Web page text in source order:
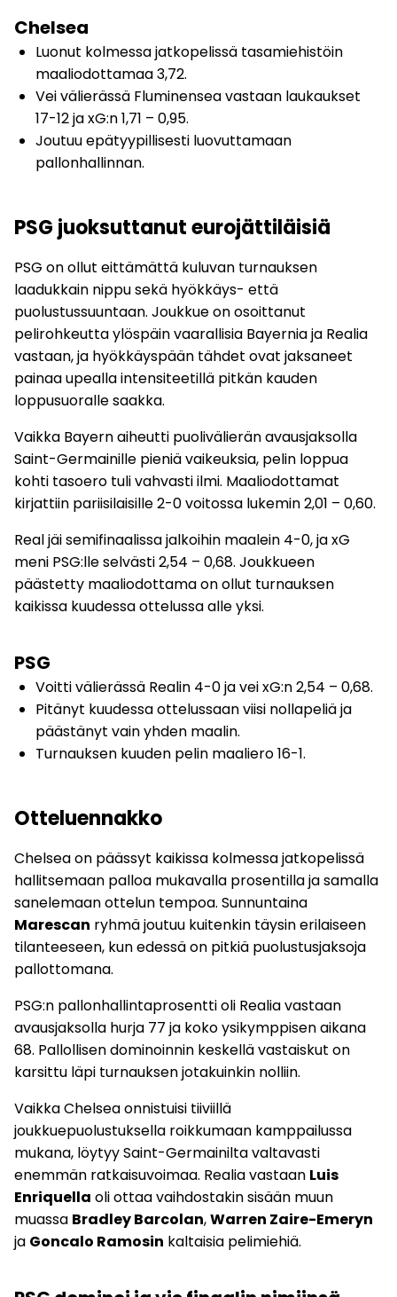
Chelsea
Luonut kolmessa jatkopelissä tasamiehistöin
maaliodottamaa 3,72.
Vei välierässä Fluminensea vastaan laukaukset
17-12 ja xG:n 1,71 – 0,95.
Joutuu epätyypillisesti luovuttamaan
pallonhallinnan.
PSG juoksuttanut eurojättiläisiä
PSG on ollut eittämättä kuluvan turnauksen
laadukkain nippu sekä hyökkäys- että
puolustussuuntaan. Joukkue on osoittanut
pelirohkeutta ylöspäin vaarallisia Bayernia ja Realia
vastaan, ja hyökkäyspään tähdet ovat jaksaneet
painaa upealla intensiteetillä pitkän kauden
loppusuoralle saakka.
Vaikka Bayern aiheutti puolivälierän avausjaksolla
Saint-Germainille pieniä vaikeuksia, pelin loppua
kohti tasoero tuli vahvasti ilmi. Maaliodottamat
kirjattiin pariisilaisille 2-0 voitossa lukemin 2,01 – 0,60.
Real jäi semifinaalissa jalkoihin maalein 4-0, ja xG
meni PSG:lle selvästi 2,54 – 0,68. Joukkueen
päästetty maaliodottama on ollut turnauksen
kaikissa kuudessa ottelussa alle yksi.
PSG
Voitti välierässä Realin 4-0 ja vei xG:n 2,54 – 0,68.
Pitänyt kuudessa ottelussaan viisi nollapeliä ja
päästänyt vain yhden maalin.
Turnauksen kuuden pelin maaliero 16-1.
Otteluennakko
Chelsea on päässyt kaikissa kolmessa jatkopelissä
hallitsemaan palloa mukavalla prosentilla ja samalla
sanelemaan ottelun tempoa. Sunnuntaina
Marescan ryhmä joutuu kuitenkin täysin erilaiseen
tilanteeseen, kun edessä on pitkiä puolustusjaksoja
pallottomana.
PSG:n pallonhallintaprosentti oli Realia vastaan
avausjaksolla hurja 77 ja koko ysikymppisen aikana
68. Pallollisen dominoinnin keskellä vastaiskut on
karsittu läpi turnauksen jotakuinkin nolliin.
Vaikka Chelsea onnistuisi tiiviillä
joukkuepuolustuksella roikkumaan kamppailussa
mukana, löytyy Saint-Germainilta valtavasti
enemmän ratkaisuvoimaa. Realia vastaan Luis
Enriquella oli ottaa vaihdostakin sisään muun
muassa Bradley Barcolan,Warren Zaire-Emeryn
ja Goncalo Ramosin kaltaisia pelimiehiä.